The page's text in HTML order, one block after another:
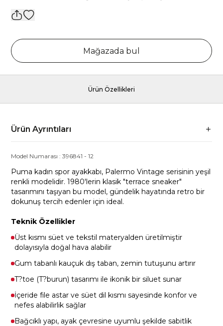
Mağazada bul
Ürün Özellikleri
Ürün Ayrıntıları
Model Numarası :396841 -12
Puma kadın spor ayakkabı, Palermo Vintage serisinin yeşil
renkli modelidir. 1980'lerin klasik "terrace sneaker"
tasarımını taşıyan bu model, gündelik hayatında retro bir
dokunuş tercih edenler için ideal.
Teknik Özellikler
Üst kısmı süet ve tekstil materyalden üretilmiştir
dolayısıyla doğal hava alabilir
Gum tabanlı kauçuk dış taban, zemin tutuşunu artırır
T?toe (T?burun) tasarımı ile ikonik bir siluet sunar
İçeride file astar ve süet dil kısmı sayesinde konfor ve
nefes alabilirlik sağlar
Bağcıklı yapı, ayak çevresine uyumlu şekilde sabitlik